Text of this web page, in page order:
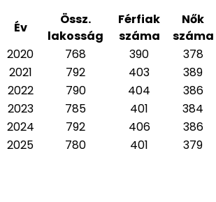
Év
Össz.
lakosság
Férfiak
száma
Nők
száma
2020
768 390 378
2021
792 403 389
2022
790 404 386
2023
785 401 384
2024
792 406 386
2025
780 401 379